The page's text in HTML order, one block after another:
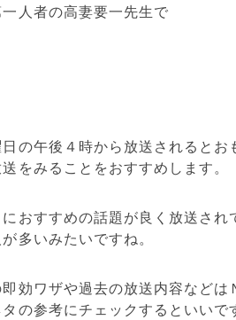
人者の高妻要一先生で
の午後４時から放送されると
をみることをおすすめします。
おすすめの話題が良く放送さ
多いみたいですね。
効ワザや過去の放送内容など
の参考にチェックするといいで